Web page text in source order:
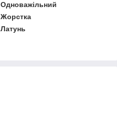
Одноважільний
Жорстка
Латунь